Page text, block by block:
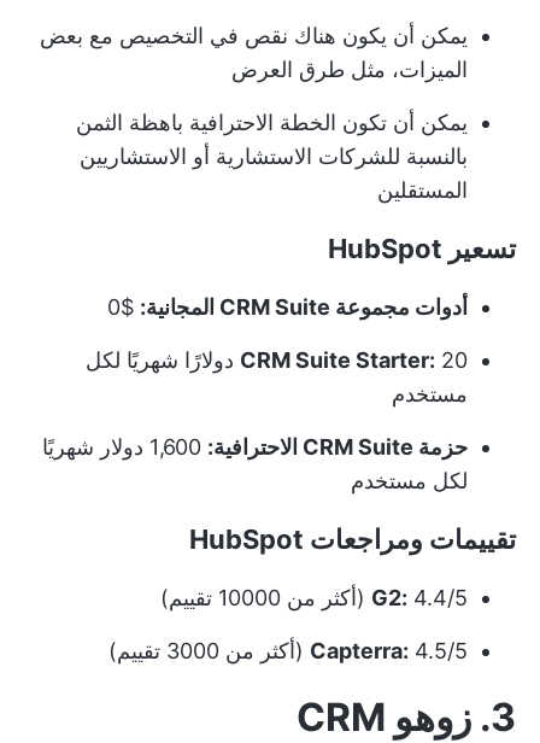
يمكن أن يكون هناك نقص في التخصيص مع بعض
الميزات، مثل طرق العرض
يمكن أن تكون الخطة الاحترافية باهظة الثمن
بالنسبة للشركات الاستشارية أو الاستشاريين
المستقلين
تسعير HubSpot
أدوات مجموعة CRM Suite المجانية: $0
CRM Suite Starter: 20 دولارًا شهريًا لكل
مستخدم
حزمة CRM Suite الاحترافية:
1,600 دولار شهريًا
لكل مستخدم
تقييمات ومراجعات HubSpot
G2: 4.4/5 (أكثر من 10000 تقييم)
Capterra: 4.5/5 (أكثر من 3000 تقييم)
3. زوهو CRM